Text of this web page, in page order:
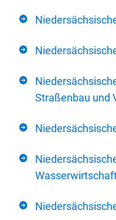
Straßenbau und